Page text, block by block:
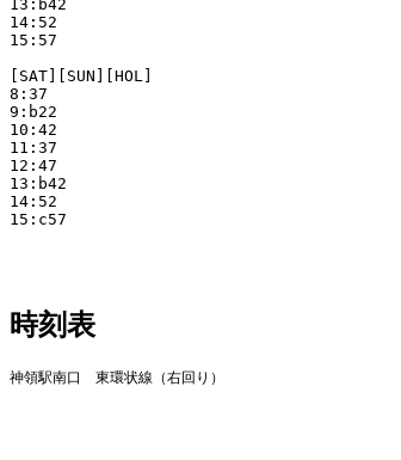
13:b42
14:52
15:57
[SAT][SUN][HOL]
8:37
9:b22
10:42
11:37
12:47
13:b42
14:52
15:c57
時刻表
神領駅南口 東環状線（右回り）